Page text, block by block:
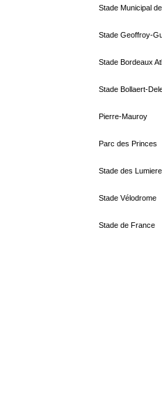
Stade Municipal
Stade Geoffroy-
Stade Bordeaux
Stade Bollaert-
Pierre-Mauroy
Parc des Princes
Stade des
Stade Vélodrome
Stade de France